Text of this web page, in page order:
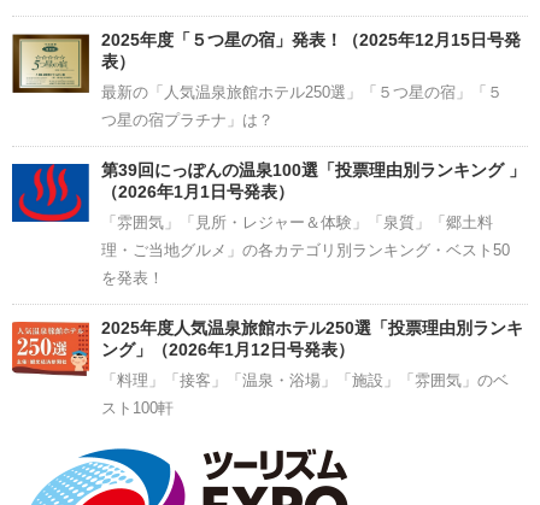
2025年度「５つ星の宿」発表！（2025年12月15日号発
表）
最新の「人気温泉旅館ホテル250選」「５つ星の宿」「５
つ星の宿プラチナ」は？
第39回にっぽんの温泉100選「投票理由別ランキング 」
（2026年1月1日号発表）
「雰囲気」「見所・レジャー＆体験」「泉質」「郷土料
理・ご当地グルメ」の各カテゴリ別ランキング・ベスト50
を発表！
2025年度人気温泉旅館ホテル250選「投票理由別ランキ
ング」（2026年1月12日号発表）
「料理」「接客」「温泉・浴場」「施設」「雰囲気」のベ
スト100軒